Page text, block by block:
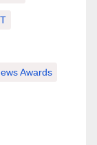
Awards